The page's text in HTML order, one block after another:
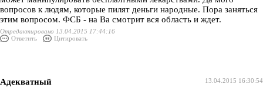
вопросов к людям, которые пилят деньги народные. Пора заняться
этим вопросом. ФСБ - на Ва смотрит вся область и ждет.
Отредактировано 13.04.2015 17:44:16
Ответить
Цитировать
13.04.2015 16:30:54
Адекватный